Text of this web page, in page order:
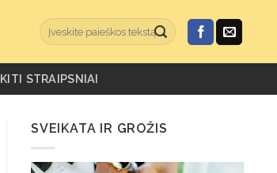
KITI STRAIPSNIAI
SVEIKATA IR GROŽIS